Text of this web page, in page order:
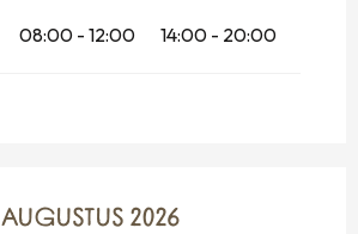
08:00 - 12:00 14:00 - 20:00
AUGUSTUS 2026